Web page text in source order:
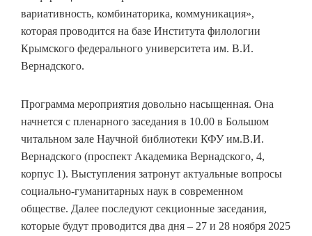
вариативность, комбинаторика, коммуникация»,
которая проводится на базе Института филологии
Крымского федерального университета им. В.И.
Вернадского.
Программа мероприятия довольно насыщенная. Она
начнется с пленарного заседания в 10.00 в Большом
читальном зале Научной библиотеки КФУ им.В.И.
Вернадского (проспект Академика Вернадского, 4,
корпус 1). Выступления затронут актуальные вопросы
социально-гуманитарных наук в современном
обществе. Далее последуют секционные заседания,
которые будут проводится два дня – 27 и 28 ноября 2025